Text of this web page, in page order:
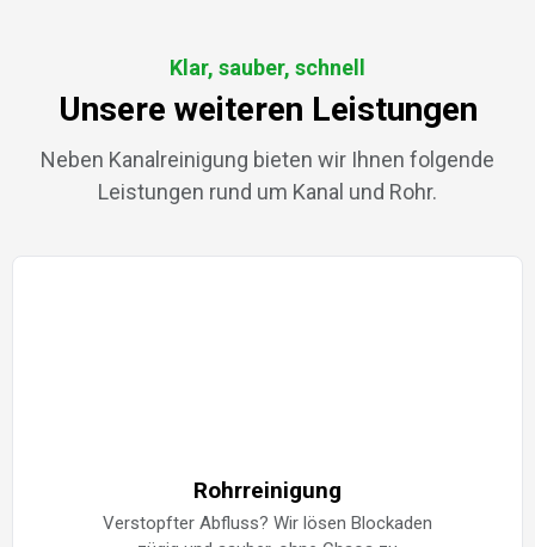
Klar, sauber, schnell
Unsere weiteren Leistungen
Neben Kanalreinigung bieten wir Ihnen folgende
Leistungen rund um Kanal und Rohr.
Rohrreinigung
Verstopfter Abfluss? Wir lösen Blockaden